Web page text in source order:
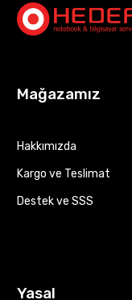
Mağazamız
Hakkımızda
Kargo ve Teslimat
Destek ve SSS
Yasal